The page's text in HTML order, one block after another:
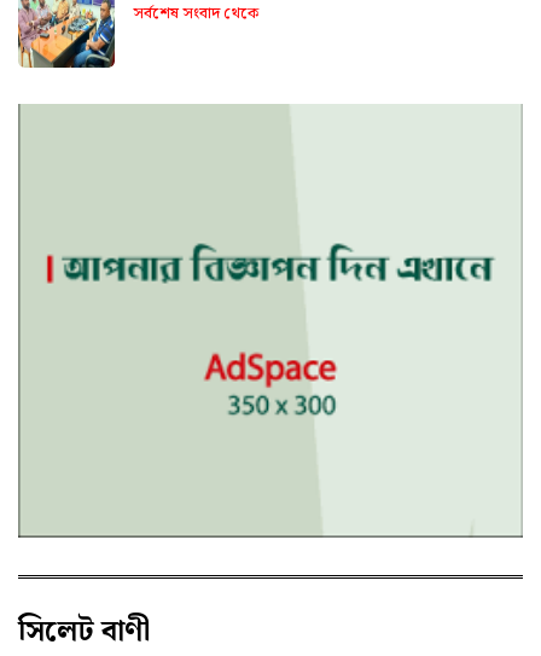
সর্বশেষ সংবাদ থেকে
সিলেট বাণী